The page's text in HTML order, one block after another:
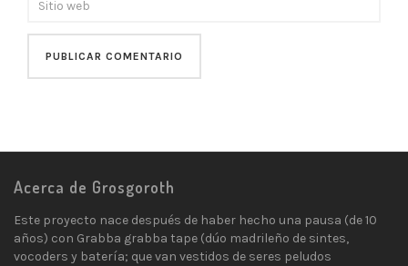
Acerca de Grosgoroth
Este proyecto nace después de haber hecho una pausa (de 10
años) con Grabba grabba tape (dúo madrileño de sintes,
vocoders y batería; que van vestidos de seres peludos